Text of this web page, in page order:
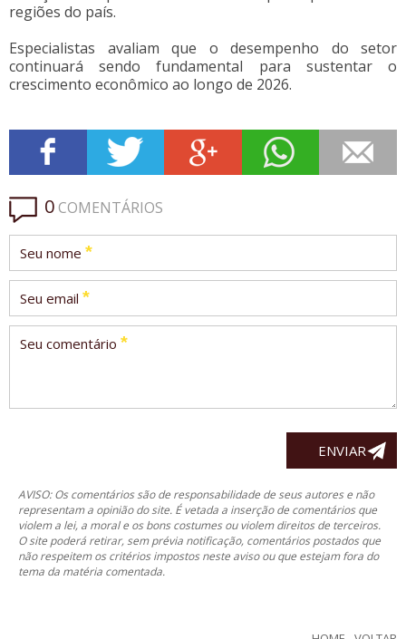
regiões do país.
Especialistas avaliam que o desempenho do setor
continuará sendo fundamental para sustentar o
crescimento econômico ao longo de 2026.
0COMENTÁRIOS
Seu nome *
Seu email *
Seu comentário *
AVISO: Os comentários são de responsabilidade de seus autores e não
representam a opinião do site. É vetada a inserção de comentários que
violem a lei, a moral e os bons costumes ou violem direitos de terceiros.
O site poderá retirar, sem prévia notificação, comentários postados que
não respeitem os critérios impostos neste aviso ou que estejam fora do
tema da matéria comentada.